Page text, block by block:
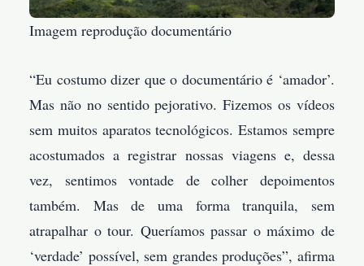
Imagem reprodução documentário
“Eu costumo dizer que o documentário é ‘amador’.
Mas não no sentido pejorativo. Fizemos os vídeos
sem muitos aparatos tecnológicos. Estamos sempre
acostumados a registrar nossas viagens e, dessa
vez, sentimos vontade de colher depoimentos
também. Mas de uma forma tranquila, sem
atrapalhar o tour. Queríamos passar o máximo de
‘verdade’ possível, sem grandes produções”, afirma